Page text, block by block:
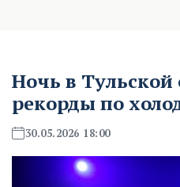
Ночь в Тульской
рекорды по
30.05.2026 18:00